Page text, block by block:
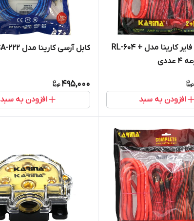
کابل آمپلی فایر کارینا مدل RL-604 +
افزودن به سبد
کابل آرسی کارینا مدل RCA-222
495,000
افزودن به سبد